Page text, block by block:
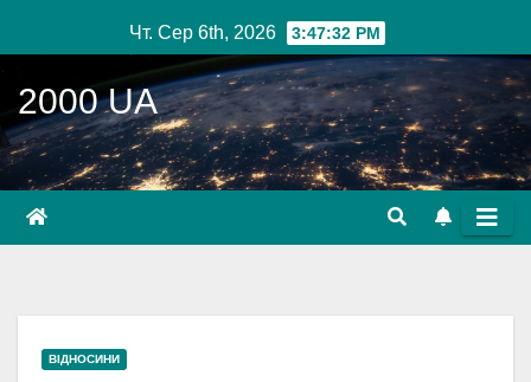
до
вмісту
Чт. Сер 6th, 2026 3:47:33 PM
2000 UA
ВІДНОСИНИ